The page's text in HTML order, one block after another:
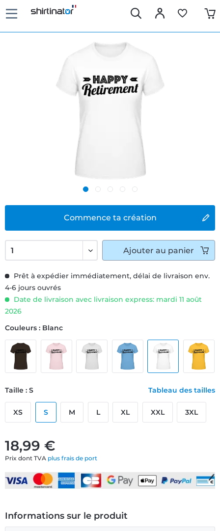
Commence ta création
18,99 €
Prix dont TVA plus frais de port
Prêt à expédier immédiatement, délai de livraison env.
4-6 jours ouvrés
Date de livraison avec livraison express: mardi 11 août
2026
Couleurs : Blanc
Taille : S Tableau des tailles
XS S M L XL XXL 3XL
Ajouter au panier
Informations sur le produit